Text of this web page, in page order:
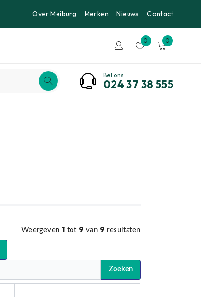
Over Meiburg Merken Nieuws Contact
0 0
Bel ons
024 37 38 555
Weergeven 1 tot 9 van 9 resultaten
Zoeken